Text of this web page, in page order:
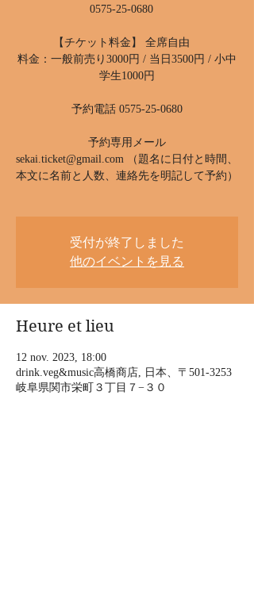
0575-25-0680
【チケット料金】 全席自由
料金：一般前売り3000円 / 当日3500円 / 小中
学生1000円
予約電話 0575-25-0680
予約専用メール
sekai.ticket@gmail.com （題名に日付と時間、
本文に名前と人数、連絡先を明記して予約）
受付が終了しました
他のイベントを見る
Heure et lieu
12 nov. 2023, 18:00
drink.veg&music高橋商店, 日本、〒501-3253
岐阜県関市栄町３丁目７−３０